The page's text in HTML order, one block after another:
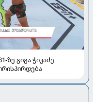
ზე გიგა ჭიკაძე